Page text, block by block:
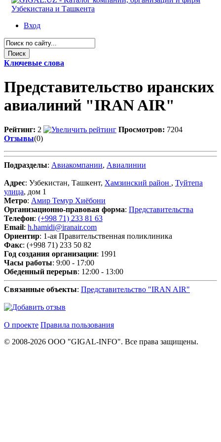
Вход
Ключевые слова
Представительство иранских
авиалиний "IRAN AIR"
Рейтинг: 2 Просмотров: 7204
Отзывы(0)
Подразделы: Авиакомпании, Авиалинии
Адрес: Узбекистан, Ташкент, Хамзинский район , Туйтепа
улица, дом 1
Метро: Амир Темур Хиёбони
Организационно-правовая форма: Представительства
Телефон: (+998 71) 233 81 63
Email: h.hamidi@iranair.com
Ориентир: 1-ая Правительственная поликлиника
Факс: (+998 71) 233 50 82
Год создания организации: 1991
Часы работы: 9:00 - 17:00
Обеденный перерыв: 12:00 - 13:00
Связанные объекты: Представительство "IRAN AIR"
О проекте Правила пользования
© 2008-2026 ООО "GIGAL-INFO". Все права защищены.